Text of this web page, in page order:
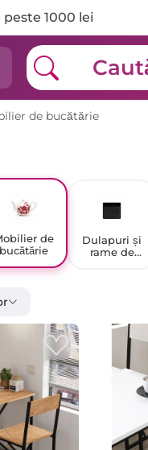
peste 1000 lei
de bucătărie
de
bucătărie
Dulapuri și
rame de